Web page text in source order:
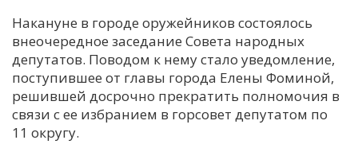
М
Н
Х
Я
Накануне в городе оружейников состоялось
внеочередное заседание Совета народных
депутатов. Поводом к нему стало уведомление,
поступившее от главы города Елены Фоминой,
решившей досрочно прекратить полномочия в
связи с ее избранием в горсовет депутатом по
11 округу.